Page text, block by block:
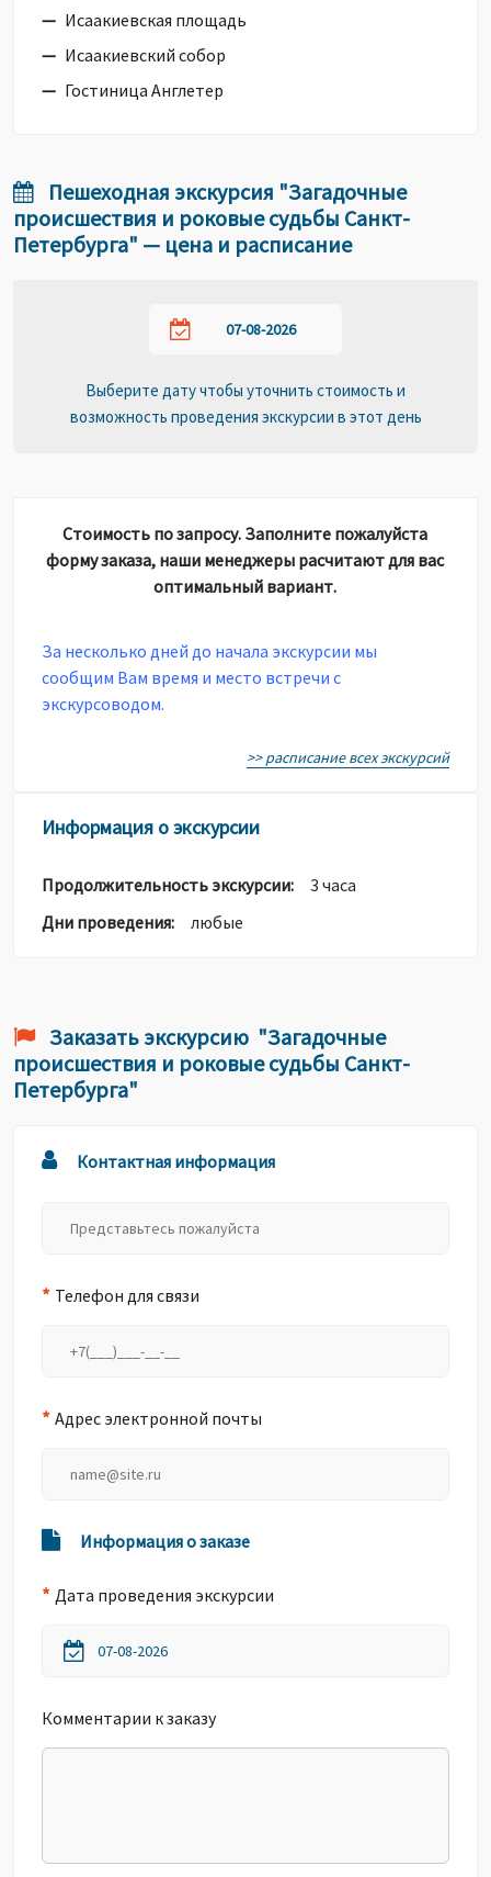
Исаакиевская площадь
Исаакиевский собор
Гостиница Англетер
Пешеходная экскурсия "Загадочные
происшествия и роковые судьбы Санкт-
Петербурга" — цена и расписание
Выберите дату чтобы уточнить стоимость и
возможность проведения экскурсии в этот день
Стоимость по запросу. Заполните пожалуйста
форму заказа, наши менеджеры расчитают для вас
оптимальный вариант.
За несколько дней до начала экскурсии мы
сообщим Вам время и место встречи с
экскурсоводом.
>> расписание всех экскурсий
Информация о экскурсии
Продолжительность экскурсии: 3 часа
Дни проведения: любые
Заказать экскурсию "Загадочные
происшествия и роковые судьбы Санкт-
Петербурга"
Контактная информация
* Телефон для связи
* Адрес электронной почты
Информация о заказе
* Дата проведения экскурсии
Комментарии к заказу